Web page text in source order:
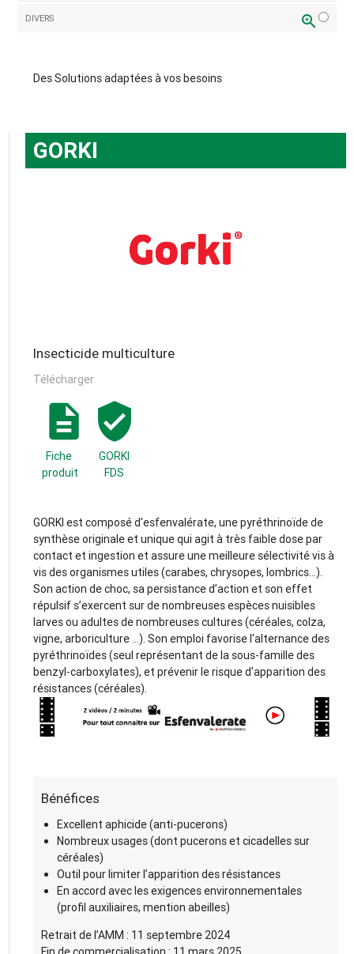
DIVERS zoom_in
Des Solutions adaptées à vos besoins
GORKI
Insecticide multiculture
Télécharger
description
Fiche
produit
verified_user
GORKI
FDS
GORKI est composé d'esfenvalérate, une pyréthrinoïde de
synthèse originale et unique qui agit à très faible dose par
contact et ingestion et assure une meilleure sélectivité vis à
vis des organismes utiles (carabes, chrysopes, lombrics...).
Son action de choc, sa persistance d’action et son effet
répulsif s’exercent sur de nombreuses espèces nuisibles
larves ou adultes de nombreuses cultures (céréales, colza,
vigne, arboriculture ...). Son emploi favorise l'alternance des
pyréthrinoïdes (seul représentant de la sous-famille des
benzyl-carboxylates), et prévenir le risque d'apparition des
résistances (céréales).
Bénéfices
Excellent aphicide (anti-pucerons)
Nombreux usages (dont pucerons et cicadelles sur
céréales)
Outil pour limiter l’apparition des résistances
En accord avec les exigences environnementales
(profil auxiliaires, mention abeilles)
Retrait de l’AMM : 11 septembre 2024